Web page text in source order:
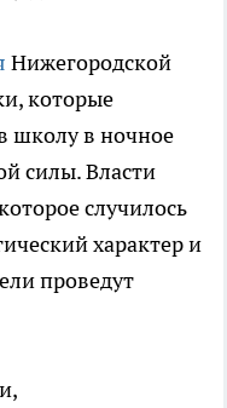
Нижегородской
которые
школу в ночное
силы. Власти
случилось
характер и
проведут